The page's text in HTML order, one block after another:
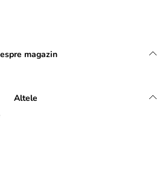
magazin
Altele